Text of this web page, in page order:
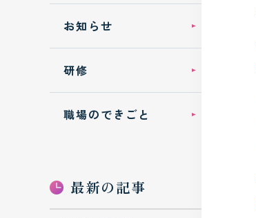
お知らせ
研修
職場のできごと
最新の記事